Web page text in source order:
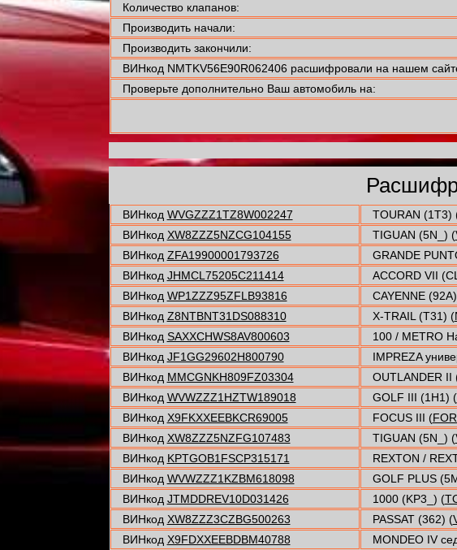
Количество клапанов:
Производить начали:
Производить закончили:
ВИНкод NMTKV56E90R062406 расшифровали на нашем
Проверьте дополнительно Ваш автомобиль на:
ВИНкод WVGZZZ1TZ8W002247 TOURAN (1T3)
ВИНкод XW8ZZZ5NZCG104155 TIGUAN (5N_) (
ВИНкод ZFA19900001793726 GRANDE
ВИНкод JHMCL75205C211414 ACCORD VII
ВИНкод WP1ZZZ95ZFLB93816 CAYENNE
ВИНкод Z8NTBNT31DS088310 X-TRAIL (T31) (
ВИНкод SAXXCHWS8AV800603 100 / METRO
ВИНкод JF1GG29602H800790 IMPREZA
ВИНкод MMCGNKH809FZ03304 OUTLANDER II
ВИНкод WVWZZZ1HZTW189018 GOLF III (1H1) (
ВИНкод X9FKXXEEBKCR69005 FOCUS III (
ВИНкод XW8ZZZ5NZFG107483 TIGUAN (5N_) (
ВИНкод KPTGOB1FSCP315171 REXTON /
ВИНкод WVWZZZ1KZBM618098 GOLF PLUS
ВИНкод JTMDDREV10D031426 1000 (KP3_) (
ВИНкод XW8ZZZ3CZBG500263 PASSAT (362) (
ВИНкод X9FDXXEEBDBM40788 MONDEO IV